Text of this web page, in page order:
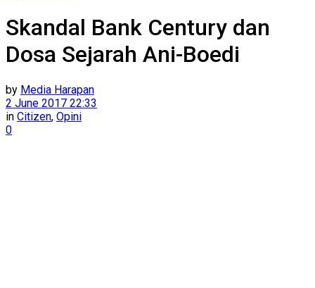
Skandal Bank Century dan
Dosa Sejarah Ani-Boedi
by Media Harapan
2 June 2017 22:33
in Citizen, Opini
0